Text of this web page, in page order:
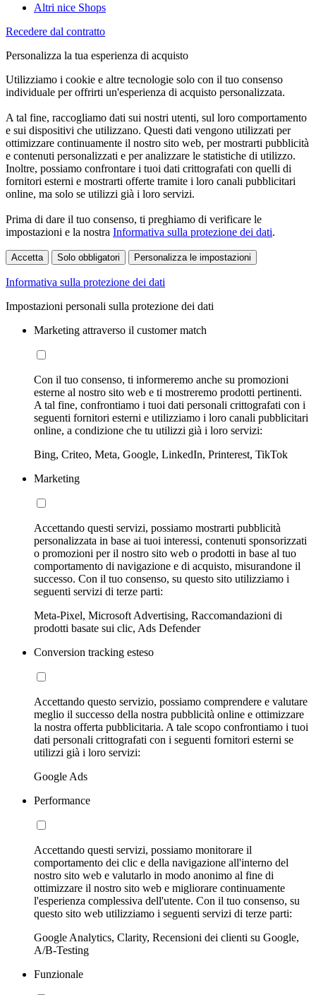
Altri nice Shops
Recedere dal contratto
Personalizza la tua esperienza di acquisto
Utilizziamo i cookie e altre tecnologie solo con il tuo consenso
individuale per offrirti un'esperienza di acquisto personalizzata.
A tal fine, raccogliamo dati sui nostri utenti, sul loro comportamento
e sui dispositivi che utilizzano. Questi dati vengono utilizzati per
ottimizzare continuamente il nostro sito web, per mostrarti pubblicità
e contenuti personalizzati e per analizzare le statistiche di utilizzo.
Inoltre, possiamo confrontare i tuoi dati crittografati con quelli di
fornitori esterni e mostrarti offerte tramite i loro canali pubblicitari
online, ma solo se utilizzi già i loro servizi.
Prima di dare il tuo consenso, ti preghiamo di verificare le
impostazioni e la nostra Informativa sulla protezione dei dati.
Accetta Solo obbligatori Personalizza le impostazioni
Informativa sulla protezione dei dati
Impostazioni personali sulla protezione dei dati
Marketing attraverso il customer match
Con il tuo consenso, ti informeremo anche su promozioni
esterne al nostro sito web e ti mostreremo prodotti pertinenti.
A tal fine, confrontiamo i tuoi dati personali crittografati con i
seguenti fornitori esterni e utilizziamo i loro canali pubblicitari
online, a condizione che tu utilizzi già i loro servizi:
Bing, Criteo, Meta, Google, LinkedIn, Printerest, TikTok
Marketing
Accettando questi servizi, possiamo mostrarti pubblicità
personalizzata in base ai tuoi interessi, contenuti sponsorizzati
o promozioni per il nostro sito web o prodotti in base al tuo
comportamento di navigazione e di acquisto, misurandone il
successo. Con il tuo consenso, su questo sito utilizziamo i
seguenti servizi di terze parti:
Meta-Pixel, Microsoft Advertising, Raccomandazioni di
prodotti basate sui clic, Ads Defender
Conversion tracking esteso
Accettando questo servizio, possiamo comprendere e valutare
meglio il successo della nostra pubblicità online e ottimizzare
la nostra offerta pubblicitaria. A tale scopo confrontiamo i tuoi
dati personali crittografati con i seguenti fornitori esterni se
utilizzi già i loro servizi:
Google Ads
Performance
Accettando questi servizi, possiamo monitorare il
comportamento dei clic e della navigazione all'interno del
nostro sito web e valutarlo in modo anonimo al fine di
ottimizzare il nostro sito web e migliorare continuamente
l'esperienza complessiva dell'utente. Con il tuo consenso, su
questo sito web utilizziamo i seguenti servizi di terze parti:
Google Analytics, Clarity, Recensioni dei clienti su Google,
A/B-Testing
Funzionale